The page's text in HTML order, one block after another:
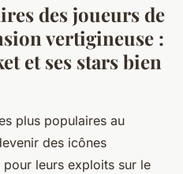
des joueurs de
vertigineuse :
et ses stars bien
plus populaires au
des icônes
leurs exploits sur le